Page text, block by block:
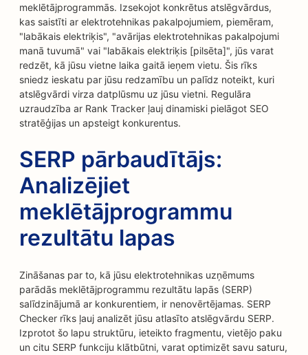
meklētājprogrammās. Izsekojot konkrētus atslēgvārdus,
kas saistīti ar elektrotehnikas pakalpojumiem, piemēram,
"labākais elektriķis", "avārijas elektrotehnikas pakalpojumi
manā tuvumā" vai "labākais elektriķis [pilsēta]", jūs varat
redzēt, kā jūsu vietne laika gaitā ieņem vietu. Šis rīks
sniedz ieskatu par jūsu redzamību un palīdz noteikt, kuri
atslēgvārdi virza datplūsmu uz jūsu vietni. Regulāra
uzraudzība ar Rank Tracker ļauj dinamiski pielāgot SEO
stratēģijas un apsteigt konkurentus.
SERP pārbaudītājs:
Analizējiet
meklētājprogrammu
rezultātu lapas
Zināšanas par to, kā jūsu elektrotehnikas uzņēmums
parādās meklētājprogrammu rezultātu lapās (SERP)
salīdzinājumā ar konkurentiem, ir nenovērtējamas. SERP
Checker rīks ļauj analizēt jūsu atlasīto atslēgvārdu SERP.
Izprotot šo lapu struktūru, ieteikto fragmentu, vietējo paku
un citu SERP funkciju klātbūtni, varat optimizēt savu saturu,